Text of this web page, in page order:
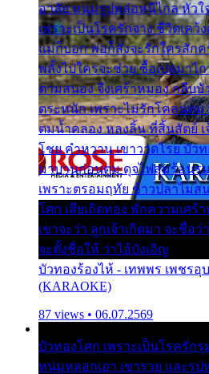
อาลัย หนุ่มรูปหล่อหนีไกล หัวใ
เพราะเป็นโรครักจาง ชีวิตเคว้
แม่ก็บอก พ่อก็สั่งจะรักใครสักค
พลั้งไปใครจะช่วย ซื้อเปลมาไ
ตามสนอง จึงเศร้าหมอง กลีบบั
ตระหนัก เพราะไม่รักโคลนตม
ตมน้ำคลอง หลงลิ้น ที่สิ้นสัตย์
โชย คำหวาน เขาวาดโรย บัว
มาบานก่อนตูม ดุจไฟสุมร้อนรุ
เพราะตรอมฤทัย ข้าวปลาไม่ส
โศก เสียเถิดทอง พักความเศร้
เขาจะว่า ลูกเจ้าเกิดมา จะชื่อ
จะตั้งชื่อให้ ว่าไอ้บังเอิญ
บัวทองร้องไห้ - เทพพร เพชรอุ
(KARAOKE)
87 views • 06.07.2569
บัวทองโศก เพราะเป็นโรครัก
หนุ่มหลอกเอา เขารวย และรู